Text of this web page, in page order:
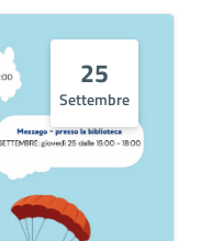
25
Settembre